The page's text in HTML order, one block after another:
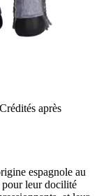
Crédités après
espagnole au
pour leur docilité